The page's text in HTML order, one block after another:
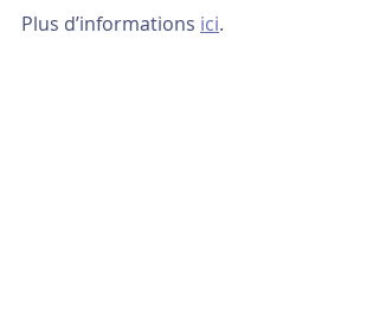
Plus d’informations ici.